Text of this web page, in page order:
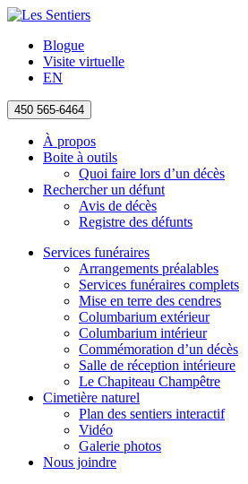
Blogue
Visite virtuelle
EN
450 565-6464
À propos
Boite à outils
Quoi faire lors d’un décès
Rechercher un défunt
Avis de décès
Registre des défunts
Services funéraires
Arrangements préalables
Services funéraires complets
Mise en terre des cendres
Columbarium extérieur
Columbarium intérieur
Commémoration d’un décès
Salle de réception intérieure
Le Chapiteau Champêtre
Cimetière naturel
Plan des sentiers interactif
Vidéo
Galerie photos
Nous joindre